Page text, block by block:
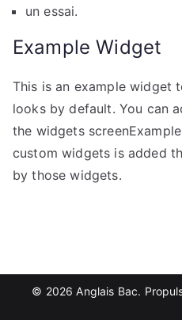
un essai.
Example Widget
This is an example widget
looks by default. You can
the widgets
custom widgets is added
by those widgets.
© 2026Anglais Bac.